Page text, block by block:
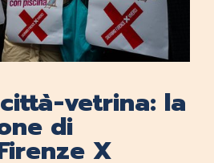
vetrina: la
di
X